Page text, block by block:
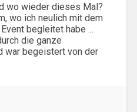
wo wieder dieses Mal?
wo ich neulich mit dem
begleitet habe ...
die ganze
war begeistert von der